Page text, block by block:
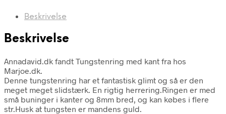
Beskrivelse
Beskrivelse
Annadavid.dk fandt Tungstenring med kant fra hos
Marjoe.dk.
Denne tungstenring har et fantastisk glimt og så er den
meget meget slidstærk. En rigtig herrering.Ringen er med
små buninger i kanter og 8mm bred, og kan købes i flere
str.Husk at tungsten er mandens guld.